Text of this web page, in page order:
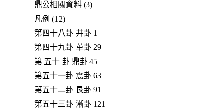
鼎公相關資料 (3)
凡例 (12)
第四十八卦 井卦 1
第四十九卦 革卦 29
第 五十 卦 鼎卦 45
第五十一卦 震卦 63
第五十二卦 艮卦 91
第五十三卦 漸卦 121